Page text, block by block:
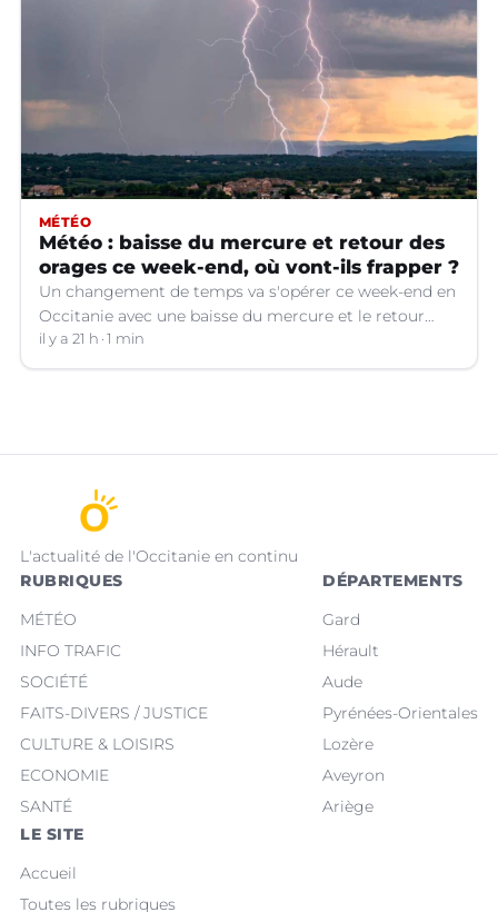
MÉTÉO
Météo : baisse du mercure et retour des
orages ce week-end, où vont-ils frapper ?
Un changement de temps va s'opérer ce week-end en
Occitanie avec une baisse du mercure et le retour
d'orages dans certains départements.
il y a 21 h 1 min
L'actualité de l'Occitanie en continu
RUBRIQUES
MÉTÉO
INFO TRAFIC
SOCIÉTÉ
FAITS-DIVERS / JUSTICE
CULTURE & LOISIRS
ECONOMIE
SANTÉ
DÉPARTEMENTS
Gard
Hérault
Aude
Pyrénées-Orientales
Lozère
Aveyron
Ariège
LE SITE
Accueil
Toutes les rubriques